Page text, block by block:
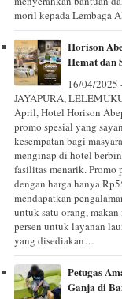
moril kepada Lembaga
Horison
Hemat dan
16/04/
JAYAPURA,
April, Hotel Horison
promo spesial yang
kesempatan bagi
menginap di hotel
fasilitas menarik. Promo
dengan harga hanya
mendapatkan
untuk satu orang,
persen untuk layanan
yang disediakan…
Petugas
Ganja di